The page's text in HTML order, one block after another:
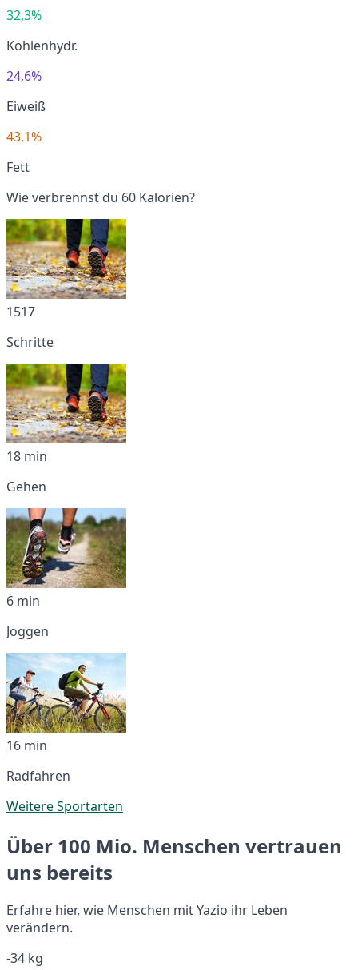
32,3%
Kohlenhydr.
24,6%
Eiweiß
43,1%
Fett
Wie verbrennst du 60 Kalorien?
1517
Schritte
18 min
Gehen
6 min
Joggen
16 min
Radfahren
Weitere Sportarten
Über 100 Mio. Menschen vertrauen
uns bereits
Erfahre hier, wie Menschen mit Yazio ihr Leben
verändern.
-34 kg